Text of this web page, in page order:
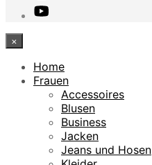
×
Home
Frauen
Accessoires
Blusen
Business
Jacken
Jeans und Hosen